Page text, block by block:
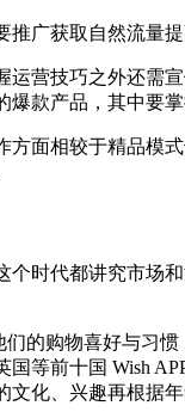
广获取自然流量
营技巧之外还需
款产品，其中要
面相较于精品模
个时代都讲究市场
们的购物喜好与习
等前十国 Wish
化、兴趣再根据